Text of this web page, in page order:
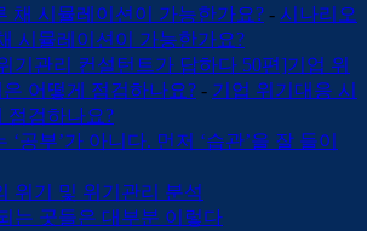
채 시뮬레이션이 가능한가요? - 시나리오
시뮬레이션이 가능한가요?
기관리 컨설턴트가 답하다 50편]기업 위
어떻게 점검하나요? - 기업 위기대응 시
점검하나요?
‘공부’가 아니다. 먼저 ‘습관’을 잘 들이
위기 및 위기관리 분석
는 곳들은 대부분 이렇다